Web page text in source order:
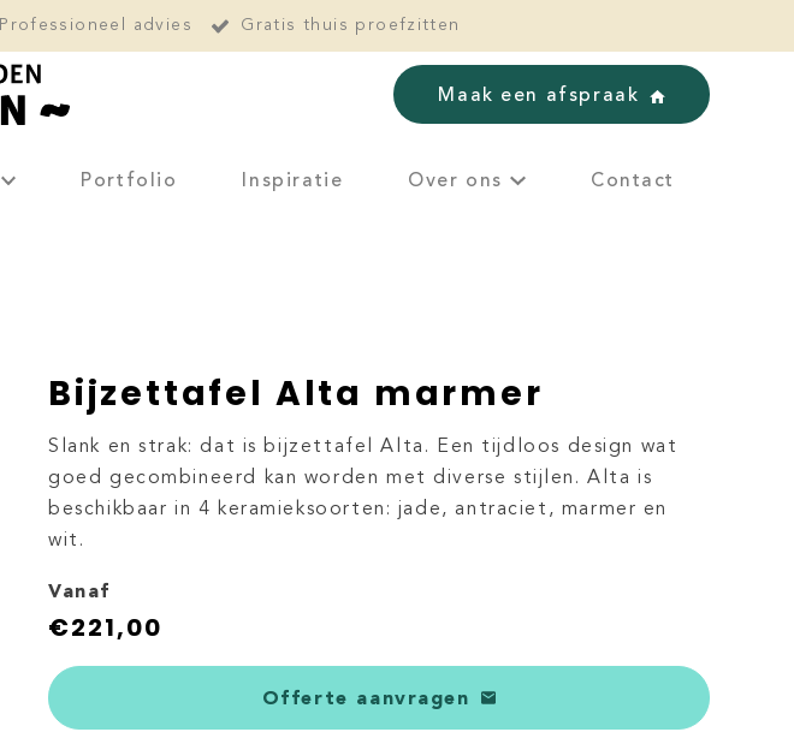
Professioneel advies Gratis thuis proefzitten
Maak een afspraak
Portfolio Inspiratie Over ons Contact
Bijzettafel Alta marmer
Slank en strak: dat is bijzettafel Alta. Een tijdloos design wat
goed gecombineerd kan worden met diverse stijlen. Alta is
beschikbaar in 4 keramieksoorten: jade, antraciet, marmer en
wit.
Vanaf
€221,00
Offerte aanvragen